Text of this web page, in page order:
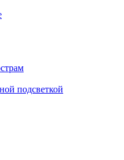
подсветкой